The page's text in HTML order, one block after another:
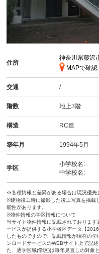
住所
神奈川県藤沢
MAPで確認
交通 /
階数 地上3階
構造 RC造
築年月 1994年5月
学区
小学校名:
中学校名:
※各種情報と差異がある場合は現況優先
※建物竣工時に撮影した竣工写真を掲載
能性があります。
※物件情報の学区情報について
当サイト物件情報に記載されておりま
ービスが提供する小学校区データ【
したものですので、記載情報が現在の
ンロードサービスのWEBサイト上で記
た、通学区域(学区)は毎年見直しの対象